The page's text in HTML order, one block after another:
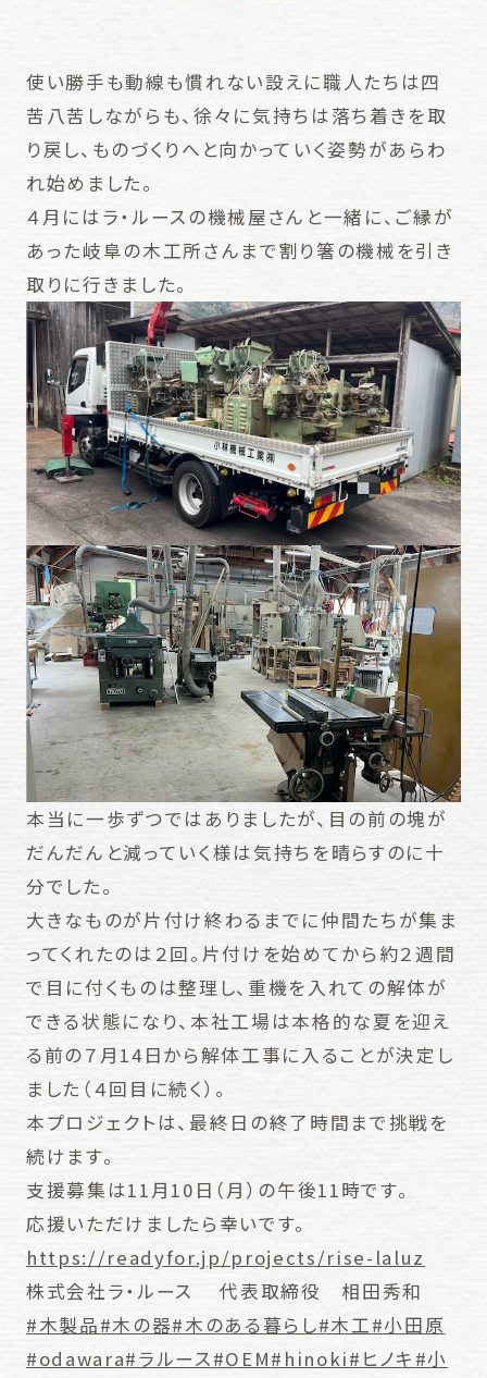
使い勝手も動線も慣れない設えに職人たちは四
苦八苦しながらも、徐々に気持ちは落ち着きを取
り戻し、ものづくりへと向かっていく姿勢があらわ
れ始めました。
４月にはラ・ルースの機械屋さんと一緒に、ご縁が
あった岐阜の木工所さんまで割り箸の機械を引き
取りに行きました。
本当に一歩ずつではありましたが、目の前の塊が
だんだんと減っていく様は気持ちを晴らすのに十
分でした。
大きなものが片付け終わるまでに仲間たちが集ま
ってくれたのは２回。片付けを始めてから約２週間
で目に付くものは整理し、重機を入れての解体が
できる状態になり、本社工場は本格的な夏を迎え
る前の７月14日から解体工事に入ることが決定し
ました（４回目に続く）。
本プロジェクトは、最終日の終了時間まで挑戦を
続けます。
支援募集は11月10日（月）の午後11時です。
応援いただけましたら幸いです。
https://readyfor.jp/projects/rise-laluz
株式会社ラ・ルース 代表取締役 相田秀和
#木製品#木の器#木のある暮らし#木工#小田原
#odawara#ラルース#OEM#hinoki#ヒノキ #小